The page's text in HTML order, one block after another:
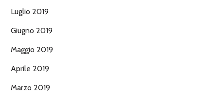
Luglio 2019
Giugno 2019
Maggio 2019
Aprile 2019
Marzo 2019